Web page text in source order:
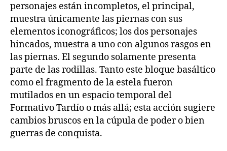
personajes están incompletos, el principal,
muestra únicamente las piernas con sus
elementos iconográficos; los dos personajes
hincados, muestra a uno con algunos rasgos en
las piernas. El segundo solamente presenta
parte de las rodillas. Tanto este bloque basáltico
como el fragmento de la estela fueron
mutilados en un espacio temporal del
Formativo Tardío o más allá; esta acción sugiere
cambios bruscos en la cúpula de poder o bien
guerras de conquista.